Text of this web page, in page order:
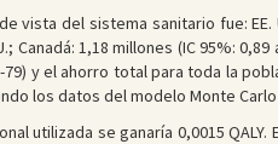
del sistema sanitario fue: EE.
Canadá: 1,18 millones (IC 95%:
79) y el ahorro total para toda la
los datos del modelo Monte
utilizada se ganaría 0,0015